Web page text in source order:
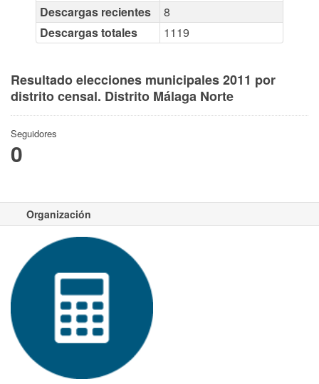
Descargas recientes
8
Descargas totales
1119
Resultado elecciones municipales 2011 por
distrito censal. Distrito Málaga Norte
Seguidores
0
Organización